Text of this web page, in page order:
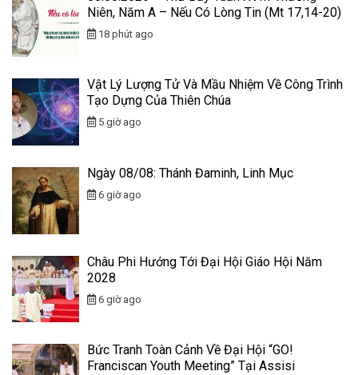
Niên, Năm A – Nếu Có Lòng Tin (Mt 17,14-20)
18 phút ago
Vật Lý Lượng Tử Và Mầu Nhiệm Về Công Trình
Tạo Dựng Của Thiên Chúa
5 giờ ago
Ngày 08/08: Thánh Đaminh, Linh Mục
6 giờ ago
Châu Phi Hướng Tới Đại Hội Giáo Hội Năm
2028
6 giờ ago
Bức Tranh Toàn Cảnh Về Đại Hội “GO!
Franciscan Youth Meeting” Tại Assisi